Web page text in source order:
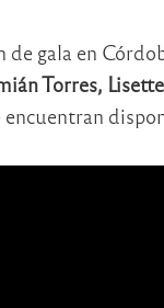
de gala en
Torres,
encuentran